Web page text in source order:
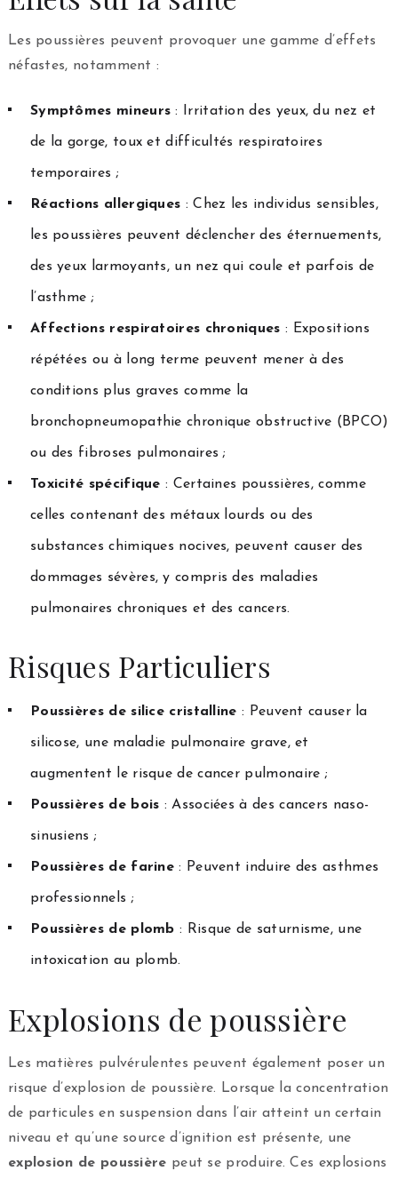
Les poussières peuvent provoquer une gamme d’effets
néfastes, notamment :
Symptômes mineurs : Irritation des yeux, du nez et
de la gorge, toux et difficultés respiratoires
temporaires ;
Réactions allergiques : Chez les individus sensibles,
les poussières peuvent déclencher des éternuements,
des yeux larmoyants, un nez qui coule et parfois de
l’asthme ;
Affections respiratoires chroniques : Expositions
répétées ou à long terme peuvent mener à des
conditions plus graves comme la
bronchopneumopathie chronique obstructive (BPCO)
ou des fibroses pulmonaires ;
Toxicité spécifique : Certaines poussières, comme
celles contenant des métaux lourds ou des
substances chimiques nocives, peuvent causer des
dommages sévères, y compris des maladies
pulmonaires chroniques et des cancers.
Risques Particuliers
Poussières de silice cristalline : Peuvent causer la
silicose, une maladie pulmonaire grave, et
augmentent le risque de cancer pulmonaire ;
Poussières de bois : Associées à des cancers naso-
sinusiens ;
Poussières de farine : Peuvent induire des asthmes
professionnels ;
Poussières de plomb : Risque de saturnisme, une
intoxication au plomb.
Explosions de poussière
Les matières pulvérulentes peuvent également poser un
risque d’explosion de poussière. Lorsque la concentration
de particules en suspension dans l’air atteint un certain
niveau et qu’une source d’ignition est présente, une
explosion de poussière peut se produire. Ces explosions